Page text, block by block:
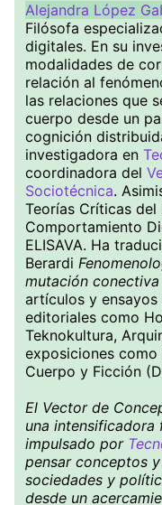
Alejandra López
Filósofa
digitales. En su
modalidades de
relación al
las relaciones que
cuerpo desde un
cognición
investigadora en
coordinadora del
Sociotécnica.
Teorías Críticas
Comportamiento
ELISAVA. Ha
Berardi
mutación conectiva
artículos y
editoriales como
Teknokultura,
exposiciones como
Cuerpo y Ficción
El Vector de
una intensificadora
impulsado por
pensar conceptos
sociedades y
desde un